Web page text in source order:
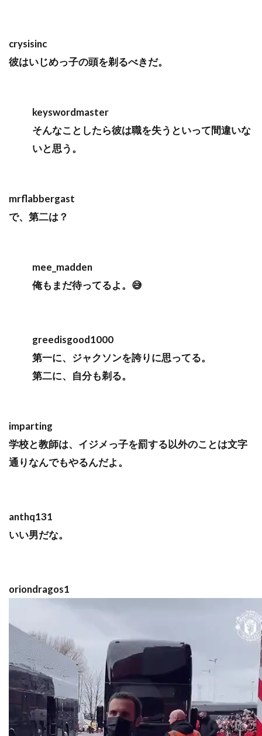
crysisinc
彼はいじめっ子の頭を剃るべきだ。
keyswordmaster
そんなことしたら彼は職を失うといって間違いな
いと思う。
mrflabbergast
で、第二は？
mee_madden
俺もまだ待ってるよ。😅
greedisgood1000
第一に、ジャクソンを誇りに思ってる。
第二に、自分も剃る。
imparting
学校と教師は、イジメっ子を罰する以外のことは文字
通りなんでもやるんだよ。
anthq131
いい男だな。
oriondragos1